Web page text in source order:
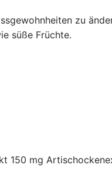
zu
süße Früchte.
150 mg